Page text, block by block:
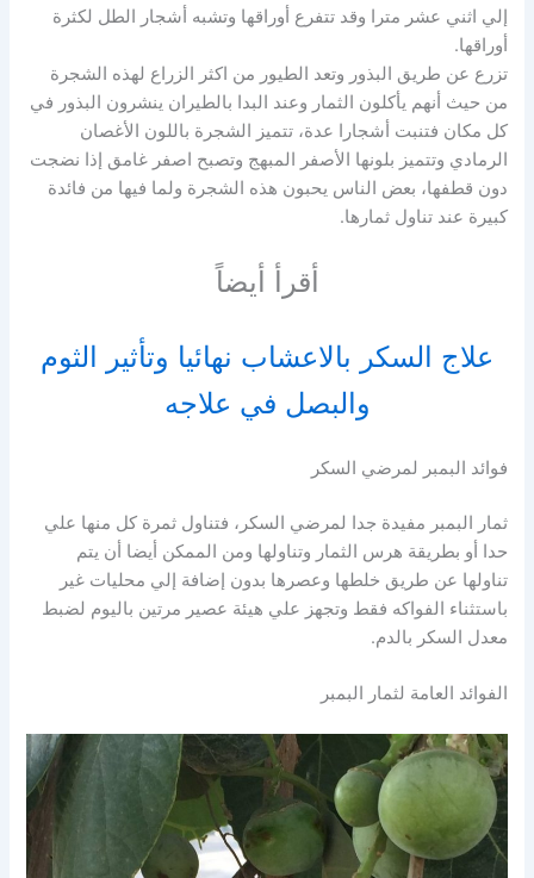
إلي اثني عشر مترا وقد تتفرع أوراقها وتشبه أشجار الطل لكثرة
أوراقها.
تزرع عن طريق البذور وتعد الطيور من اكثر الزراع لهذه الشجرة
من حيث أنهم يأكلون الثمار وعند البدا بالطيران ينشرون البذور في
كل مكان فتنبت أشجارا عدة، تتميز الشجرة باللون الأغصان
الرمادي وتتميز بلونها الأصفر المبهج وتصبح اصفر غامق إذا نضجت
دون قطفها، بعض الناس يحبون هذه الشجرة ولما فيها من فائدة
كبيرة عند تناول ثمارها.
أقرأ أيضاً
علاج السكر بالاعشاب نهائيا وتأثير الثوم
والبصل في علاجه
فوائد البمبر لمرضي السكر
ثمار البمبر مفيدة جدا لمرضي السكر، فتناول ثمرة كل منها علي
حدا أو بطريقة هرس الثمار وتناولها ومن الممكن أيضا أن يتم
تناولها عن طريق خلطها وعصرها بدون إضافة إلي محليات غير
باستثناء الفواكه فقط وتجهز علي هيئة عصير مرتين باليوم لضبط
معدل السكر بالدم.
الفوائد العامة لثمار البمبر